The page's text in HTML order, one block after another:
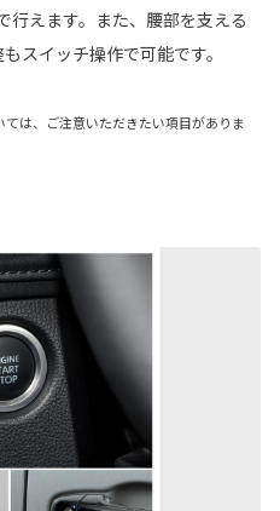
行えます。また、腰部を支える
スイッチ操作で可能です。
、ご注意いただきたい項目がありま